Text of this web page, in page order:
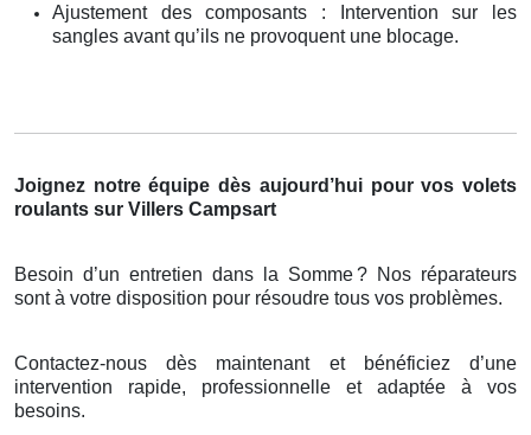
Ajustement des composants : Intervention sur les
sangles avant qu’ils ne provoquent une blocage.
Joignez notre équipe dès aujourd’hui pour vos volets
roulants sur Villers Campsart
Besoin d’un entretien dans la Somme? Nos réparateurs
sontà votre disposition pour résoudre tous vos probl èmes.
Contactez-nous dès maintenant et bénéficiez d’une
intervention rapide, professionnelle et adaptée à vos
besoins.